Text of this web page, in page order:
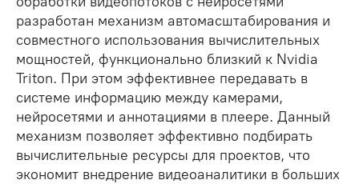
разработан механизм автомасштабирования и
совместного использования вычислительных
мощностей, функционально близкий к Nvidia
Triton. При этом эффективнее передавать в
системе информацию между камерами,
нейросетями и аннотациями в плеере. Данный
механизм позволяет эффективно подбирать
вычислительные ресурсы для проектов, что
экономит внедрение видеоаналитики в больших